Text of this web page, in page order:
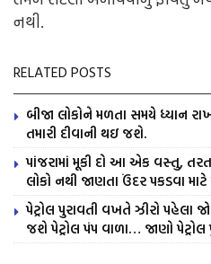
નથી.
RELATED POSTS
બીજા લોકોને મળતા સમયે ધ્યાન
તમારી દીવાની થઇ જશે.
પાંજરામાં મૂકી દો આ એક વસ્તુ,
લોકો નથી જાણતા ઉંદર પકડવા
પેટ્રોલ પુરાવતી વખતે ઝીરો
જશે પેટ્રોલ પંપ વાળા… જાણો